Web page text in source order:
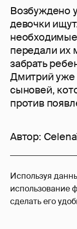
Используя
использование
сделать его
Возбуждено
девочки
передали их
забрать
Дмитрий уже
сыновей,
против
Автор:
296
Войдите в
оставлять